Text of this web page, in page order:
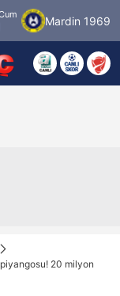
Mardin 1969 Spor
20 milyon